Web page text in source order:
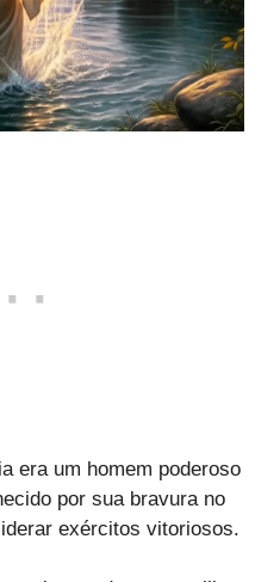
era um homem poderoso
por sua bravura no
exércitos vitoriosos.